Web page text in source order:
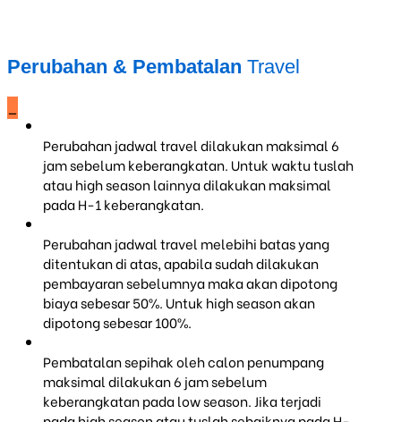
Perubahan & Pembatalan Travel
_
Perubahan jadwal travel dilakukan maksimal 6
jam sebelum keberangkatan. Untuk waktu tuslah
atau high season lainnya dilakukan maksimal
pada H-1 keberangkatan.
Perubahan jadwal travel melebihi batas yang
ditentukan di atas, apabila sudah dilakukan
pembayaran sebelumnya maka akan dipotong
biaya sebesar 50%. Untuk high season akan
dipotong sebesar 100%.
Pembatalan sepihak oleh calon penumpang
maksimal dilakukan 6 jam sebelum
keberangkatan pada low season. Jika terjadi